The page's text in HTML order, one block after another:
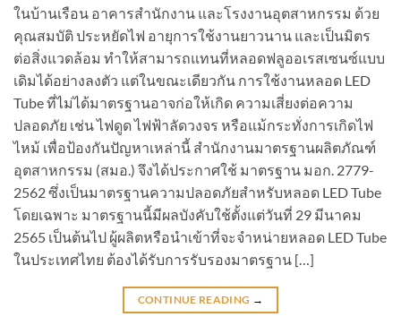
ในบ้านเรือน อาคารสำนักงาน และโรงงานอุตสาหกรรม ด้วย
คุณสมบัติ ประหยัดไฟ อายุการใช้งานยาวนาน และเป็นมิตร
ต่อสิ่งแวดล้อม ทำให้สามารถแทนที่หลอดฟลูออเรสเซนซ์แบบ
เดิมได้อย่างลงตัว แต่ในขณะเดียวกัน การใช้งานหลอด LED
Tube ที่ไม่ได้มาตรฐานอาจก่อให้เกิด ความเสี่ยงต่อความ
ปลอดภัย เช่น ไฟดูด ไฟฟ้าลัดวงจร หรือแม้กระทั่งการเกิดไฟ
ไหม้ เพื่อป้องกันปัญหาเหล่านี้ สำนักงานมาตรฐานผลิตภัณฑ์
อุตสาหกรรม (สมอ.) จึงได้ประกาศใช้ มาตรฐาน มอก. 2779-
2562 ซึ่งเป็นมาตรฐานความปลอดภัยสำหรับหลอด LED Tube
โดยเฉพาะ มาตรฐานนี้มีผลบังคับใช้ตั้งแต่วันที่ 29 มีนาคม
2565 เป็นต้นไป ผู้ผลิตหรือนำเข้าที่จะจำหน่ายหลอด LED Tube
ในประเทศไทย ต้องได้รับการรับรองมาตรฐาน […]
CONTINUE READING →